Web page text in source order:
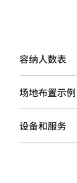
容纳人数表
场地布置示例
设备和服务